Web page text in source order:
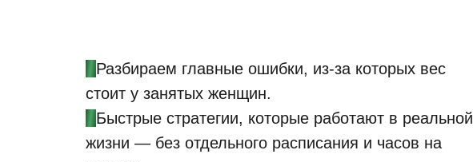
Разбираем главные ошибки, из-за которых вес
стоит у занятых женщин.
Быстрые стратегии, которые работают в реальной
жизни — без отдельного расписания и часов на